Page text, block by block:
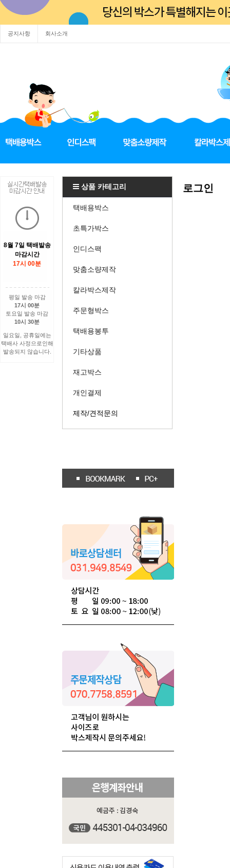
공지사항 회사소개
8월 7일 택배발송
마감시간
17시 00분
평일 발송 마감
17시 00분
토요일 발송 마감
10시 30분
일요일, 공휴일에는
택배사 사정으로인해
발송되지 않습니다.
상품 카테고리
택배용박스
초특가박스
인디스팩
맞춤소량제작
칼라박스제작
주문형박스
택배용봉투
기타상품
재고박스
개인결제
제작/견적문의
로그인